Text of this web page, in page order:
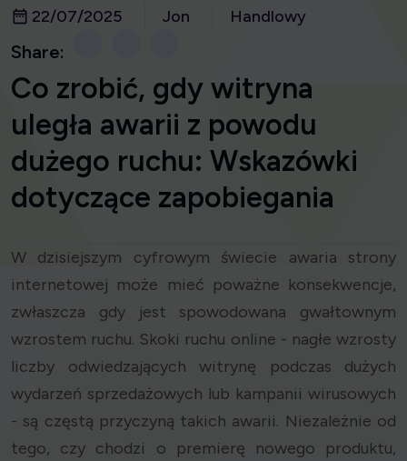
22/07/2025 Jon Handlowy
Share:
Co zrobić, gdy witryna
uległa awarii z powodu
dużego ruchu: Wskazówki
dotyczące zapobiegania
W dzisiejszym cyfrowym świecie awaria strony
internetowej może mieć poważne konsekwencje,
zwłaszcza gdy jest spowodowana gwałtownym
wzrostem ruchu. Skoki ruchu online - nagłe wzrosty
liczby odwiedzających witrynę podczas dużych
wydarzeń sprzedażowych lub kampanii wirusowych
- są częstą przyczyną takich awarii. Niezależnie od
tego, czy chodzi o premierę nowego produktu,